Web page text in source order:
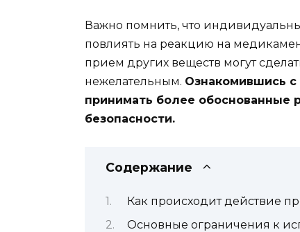
Важно помнить, что
повлиять на реакцию на
прием других веществ могут
нежелательным. Ознакомившись
принимать более обоснованные
безопасности.
Содержание
Как происходит действие
Основные ограничения к